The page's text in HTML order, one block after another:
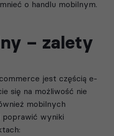
o handlu mobilnym.
– zalety
jest częścią e-
się na możliwość nie
mobilnych
poprawić wyniki